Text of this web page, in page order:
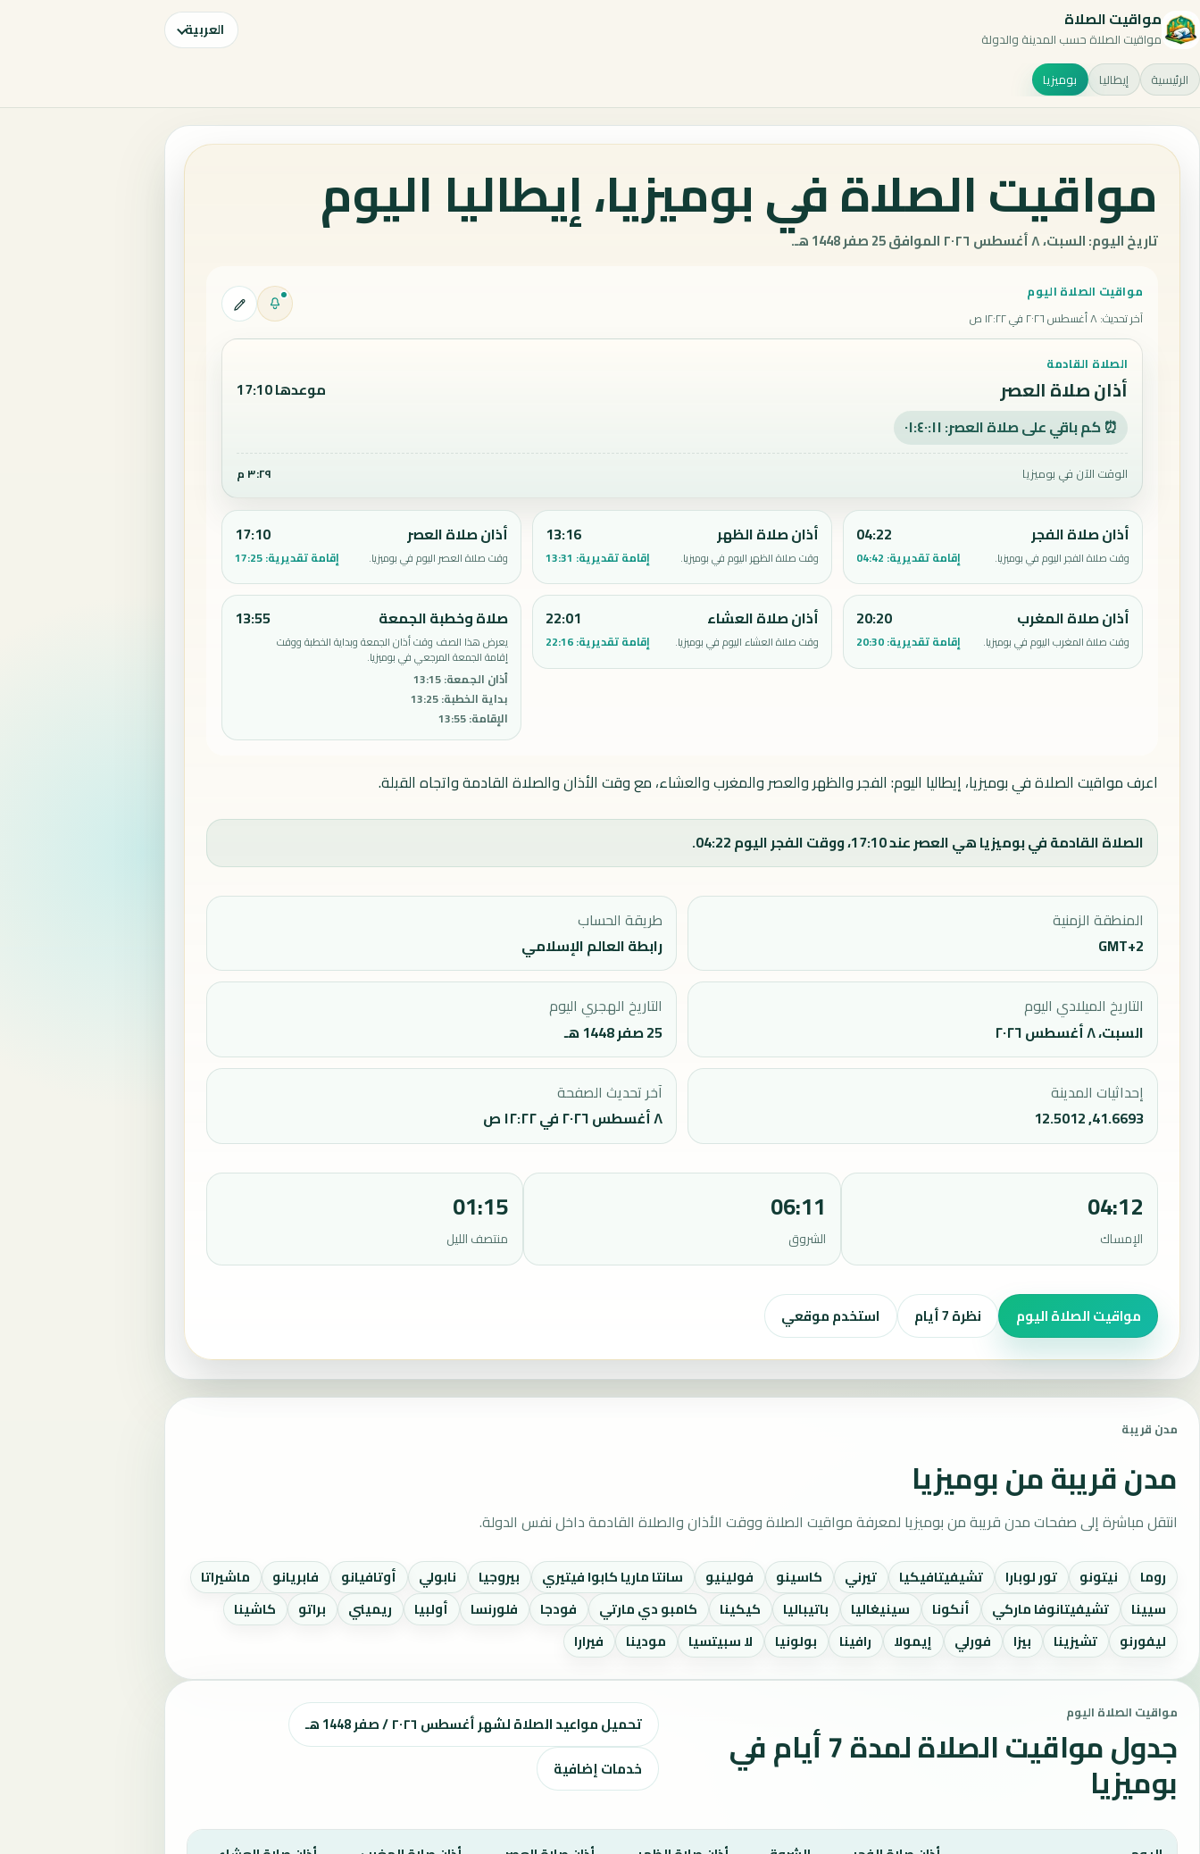
مواقيت الصلاة
مواقيت الصلاة حسب المدينة والدولة العربية
الرئيسية إيطاليا بوميزيا
مواقيت الصلاة في بوميزيا، إيطاليا اليوم
تاريخ اليوم: السبت، ٨ أغسطس ٢٠٢٦ الموافق 25 صفر 1448 هـ.
مواقيت الصلاة اليوم
آخر تحديث:٨ أغسطس ٢٠٢٦ في ١٢:٢٢ ص
الصلاة القادمة
أذان صلاة العصر موعدها 17:10
⏰ كم باقي على صلاة العصر: ٠١:٤٠:١٠
الوقت الآن في بوميزيا ٣:٢٩ م
أذان صلاة الفجر
وقت صلاة الفجر اليوم في بوميزيا.
04:22
إقامة تقديرية: 04:42
أذان صلاة الظهر
وقت صلاة الظهر اليوم في بوميزيا.
13:16
إقامة تقديرية: 13:31
أذان صلاة العصر
وقت صلاة العصر اليوم في بوميزيا.
17:10
إقامة تقديرية:17:25
أذان صلاة المغرب
وقت صلاة المغرب اليوم في بوميزيا.
20:20
إقامة تقديرية:20:30
أذان صلاة العشاء
وقت صلاة العشاء اليوم في بوميزيا.
22:01
إقامة تقديرية:22:16
صلاة وخطبة الجمعة
يعرض هذا الصف وقت أذان الجمعة وبداية الخطبة ووقت
إقامة الجمعة المرجعي في بوميزيا.
أذان الجمعة:
13:15
بداية الخطبة:
13:25
الإقامة:
13:55
13:55
اعرف مواقيت الصلاة في بوميزيا، إيطاليا اليوم: الفجر والظهر والعصر والمغرب والعشاء، مع وقت الأذان والصلاة القادمة واتجاه القبلة.
الصلاة القادمة في بوميزيا هي العصر عند 17:10، ووقت الفجر اليوم 04:22.
المنطقة الزمنية
GMT+2
طريقة الحساب
رابطة العالم الإسلامي
التاريخ الميلادي اليوم
السبت، ٨ أغسطس ٢٠٢٦
التاريخ الهجري اليوم
25 صفر 1448 هـ
إحداثيات المدينة
41.6693, 12.5012
آخر تحديث الصفحة
٨ أغسطس ٢٠٢٦ في ١٢:٢٢ ص
04:12
الإمساك
06:11
الشروق
01:15
منتصف الليل
مواقيت الصلاة اليوم نظرة 7 أيام استخدم موقعي
مدن قريبة
مدن قريبة من بوميزيا
انتقل مباشرة إلى صفحات مدن قريبة من بوميزيا لمعرفة مواقيت الصلاة ووقت الأذان والصلاة القادمة داخل نفس الدولة.
روما نيتونو تور لوبارا تشيفيتافيكيا تيرني كاسينو فولينيو سانتا ماريا كابوا فيتيري بيروجيا نابولي أوتافيانو فابريانو
ماشيراتا
سيينا
تشيفيتانوفا ماركي أنكونا سينيغاليا باتيباليا كيكينا كامبو دي مارتي فودجا فلورنسا أولبيا ريميني براتو
كاشينا
ليفورنو
تشيزينا بيزا فورلي إيمولا رافينا بولونيا لا سبيتسيا مودينا فيرارا
مواقيت الصلاة اليوم
جدول مواقيت الصلاة لمدة 7 أيام في
بوميزيا
تحميل مواعيد الصلاة لشهر أغسطس ٢٠٢٦ / صفر 1448 هـ
خدمات إضافية